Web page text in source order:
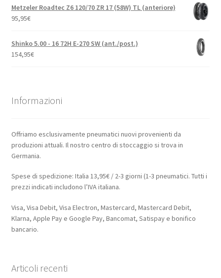
Metzeler Roadtec Z6 120/70 ZR 17 (58W) TL (anteriore)
95,95€
Shinko 5.00 - 16 72H E-270 SW (ant./post.)
154,95€
Informazioni
Offriamo esclusivamente pneumatici nuovi provenienti da
produzioni attuali. Il nostro centro di stoccaggio si trova in
Germania.
Spese di spedizione: Italia 13,95€ / 2-3 giorni (1-3 pneumatici. Tutti i
prezzi indicati includono l’IVA italiana.
Visa, Visa Debit, Visa Electron, Mastercard, Mastercard Debit,
Klarna, Apple Pay e Google Pay, Bancomat, Satispay e bonifico
bancario.
Articoli recenti